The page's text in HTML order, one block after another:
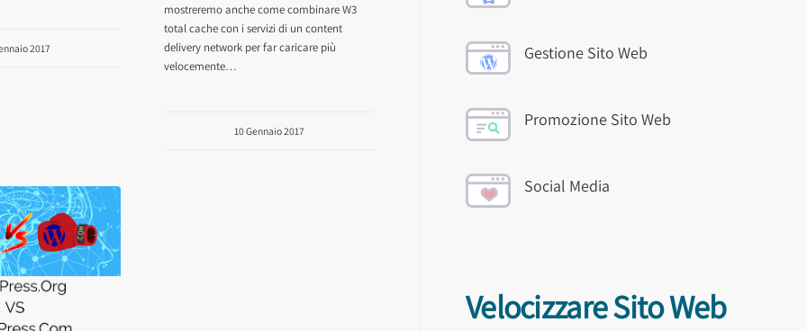
2017
mostreremo anche come combinare W3
total cache con i servizi di un content
delivery network per far caricare più
velocemente…
10 Gennaio 2017
Gestione Sito Web
Promozione Sito Web
Social Media
Velocizzare Sito Web